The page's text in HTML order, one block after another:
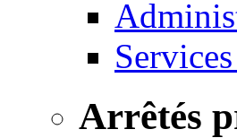
Arrêtés